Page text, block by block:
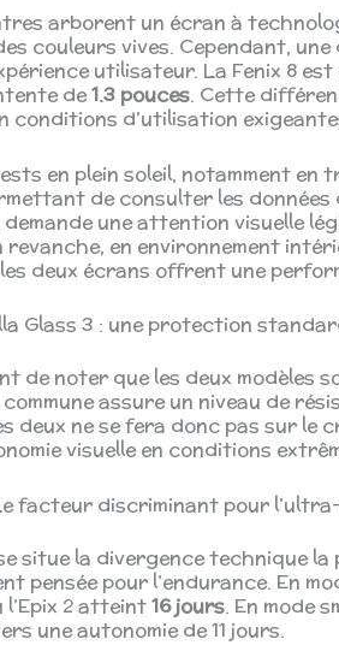
arborent un écran à
couleurs vives. Cependant,
utilisateur. La Fenix 8 est
de1.3 pouces. Cette
conditions d’utilisation
en plein soleil, notamment
de consulter les données
une attention visuelle
revanche, en environnement
les deux écrans offrent une
Glass 3 : une protection
de noter que les deux modèles
assure un niveau de
deux ne se fera donc pas sur le
visuelle en conditions
facteur discriminant pour
situe la divergence technique
pensée pour l’endurance. En
l’Epix 2 atteint16 jours. En mode
une autonomie de 11 jours.